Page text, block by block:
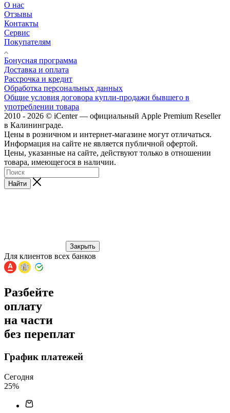
О нас
Отзывы
Контакты
Сервис
Покупателям
Бонусная программа
Доставка и оплата
Рассрочка и кредит
Обработка персональных данных
Общие условия договора купли-продажи бывшего в
употреблении товара
2010 - 2026 © iCenter — официальный Apple Premium Reseller
в Калининграде.
Цены в розничном и интернет-магазине могут отличаться.
Информация на сайте не является публичной офертой.
Цены, указанные на сайте, действуют только в отношении
товара, имеющегося в наличии.
Найти
Закрыть
Для клиентов всех банков
Разбейте
оплату
на части
без переплат
График платежей
Сегодня
25%